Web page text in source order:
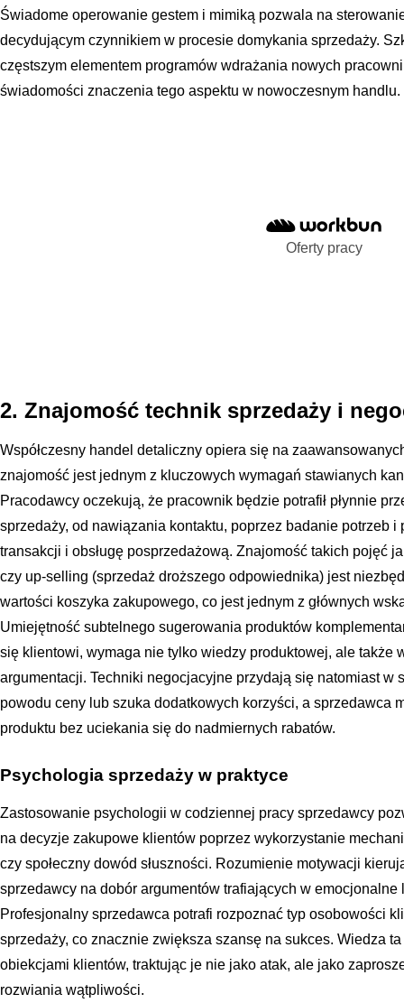
Świadome operowanie gestem i mimiką pozwala na
decydującym czynnikiem w procesie domykania sprzedaży.
częstszym elementem programów wdrażania nowych
świadomości znaczenia tego aspektu w nowoczesnym handlu.
Oferty pracy
2. Znajomość technik sprzedaży i
Współczesny handel detaliczny opiera się na
znajomość jest jednym z kluczowych wymagań stawianych
Pracodawcy oczekują, że pracownik będzie potrafił płynnie
sprzedaży, od nawiązania kontaktu, poprzez badanie potrzeb i
transakcji i obsługę posprzedażową. Znajomość takich pojęć
czy up-selling (sprzedaż droższego odpowiednika) jest
wartości koszyka zakupowego, co jest jednym z głównych
Umiejętność subtelnego sugerowania produktów
się klientowi, wymaga nie tylko wiedzy produktowej, ale także
argumentacji. Techniki negocjacyjne przydają się natomiast w
powodu ceny lub szuka dodatkowych korzyści, a sprzedawca
produktu bez uciekania się do nadmiernych rabatów.
Psychologia sprzedaży w praktyce
Zastosowanie psychologii w codziennej pracy sprzedawcy
na decyzje zakupowe klientów poprzez wykorzystanie
czy społeczny dowód słuszności. Rozumienie motywacji
sprzedawcy na dobór argumentów trafiających w
Profesjonalny sprzedawca potrafi rozpoznać typ osobowości
sprzedaży, co znacznie zwiększa szansę na sukces. Wiedza
obiekcjami klientów, traktując je nie jako atak, ale jako
rozwiania wątpliwości.